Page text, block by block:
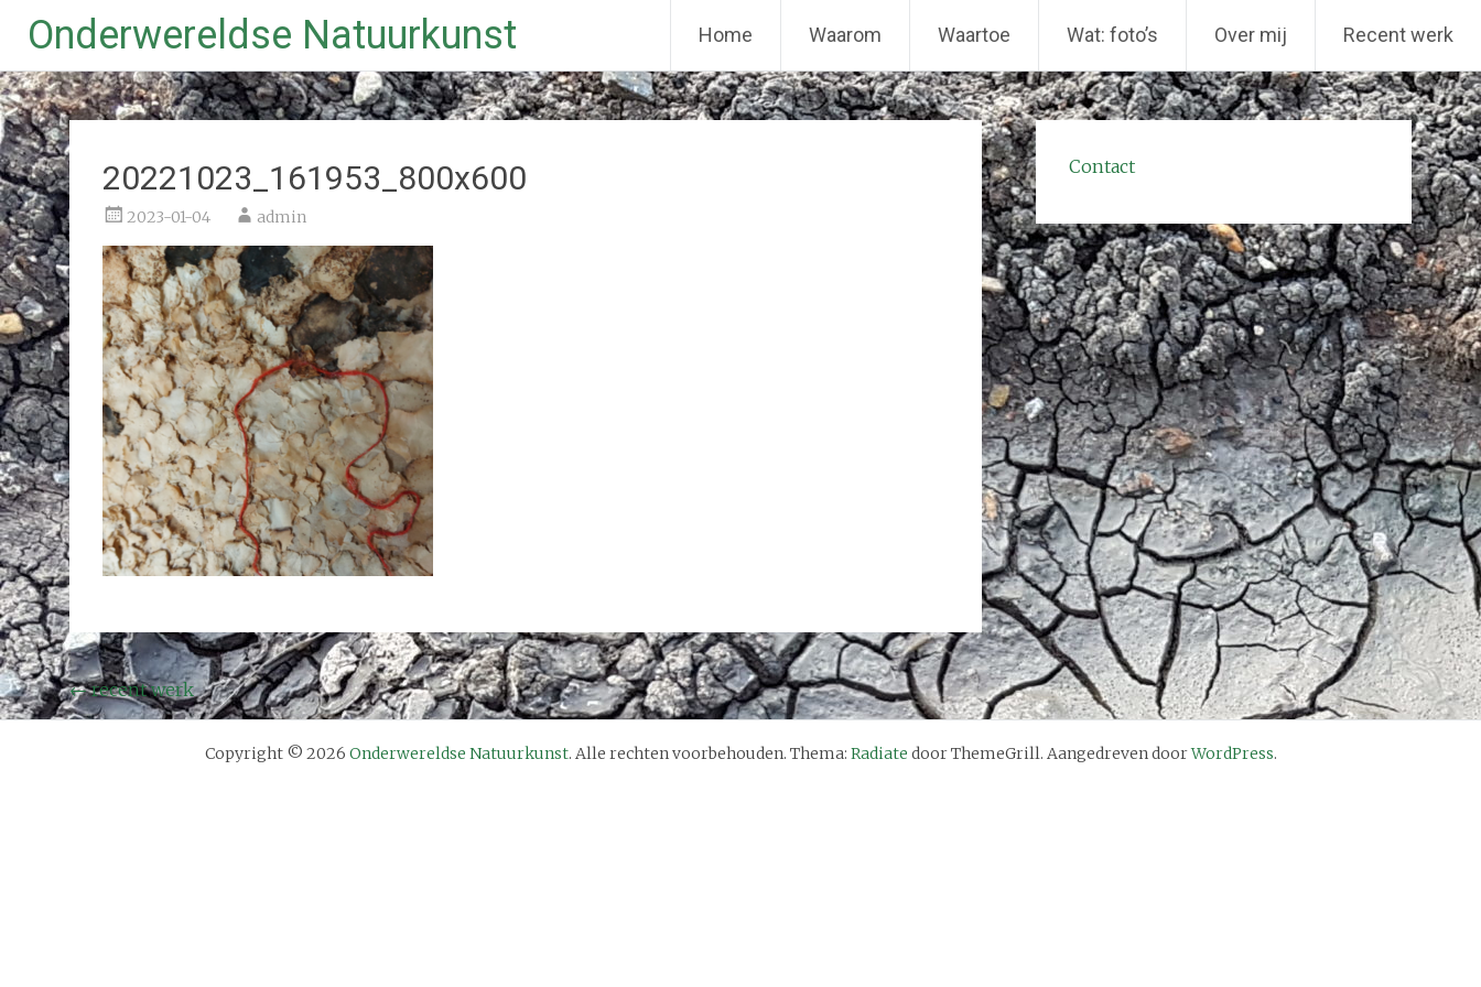
Ga
naar
de
inhoud
Onderwereldse Natuurkunst Home Waarom Waartoe Wat: foto’s Over mij Recent werk
20221023_161953_800x600
2023-01-04 admin
Bericht
navigatie
←recent werk
Contact
Copyright © 2026 Onderwereldse Natuurkunst. Alle rechten voorbehouden. Thema: Radiate door ThemeGrill. Aangedreven doorWordPress.